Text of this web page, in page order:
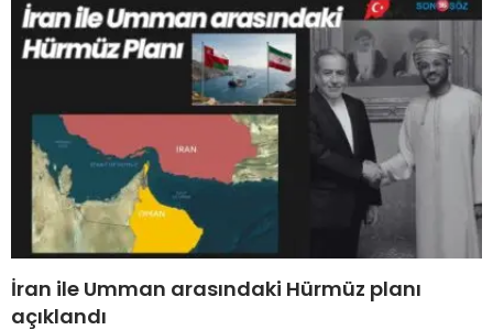
İran ile Umman arasındaki Hürmüz planı
açıklandı